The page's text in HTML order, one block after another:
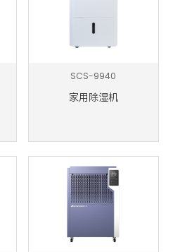
SCS-9940
家用除湿机